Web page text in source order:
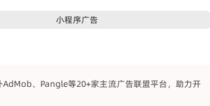
小程序广告
、Pangle等20+家主流广告联盟平台，助力开